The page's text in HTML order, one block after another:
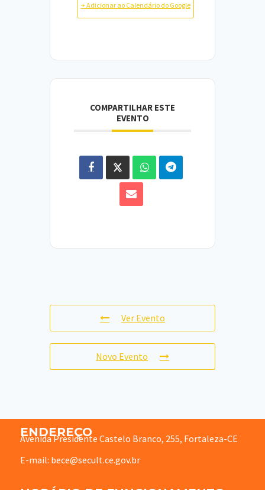
+ Adicionar ao Calendário do Google
COMPARTILHAR ESTE
EVENTO
Ver Evento
Novo Evento
ENDEREÇO
Avenida Presidente Castelo Branco, 255, Fortaleza-CE
E-mail: bece@secult.ce.gov.br